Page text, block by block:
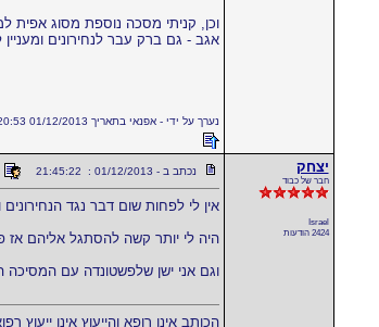
וכן, קניתי מסכה נוספת מסוג אפית
אגב - גם ברק עבר לנחירונים
נערך על ידי - אפנאי בתאריך 01/12/2013 20:20:53
יצחק
חבר של כבוד
Israel
2424 הודעות
נכתב ב - 01/12/2013 : 21:45:22
אין לי לפחות שום דבר נגד הנחירונים
היה לי יותר קשה להסתגל אליהם אז
וגם אני ישן שלפשטונדה עם המסיכה
הכותב אינו רופא והייעוץ אינו ייעוץ